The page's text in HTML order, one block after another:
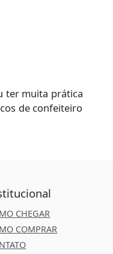
ter muita prática
de confeiteiro
CHEGAR
COMPRAR